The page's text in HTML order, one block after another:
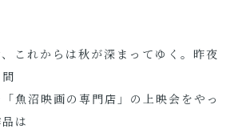
これからは秋が深まってゆく。昨夜
魚沼映画の専門店」の上映会をやっ
は